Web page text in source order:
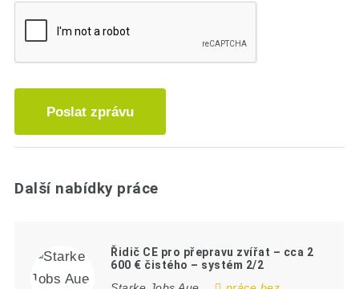
Poslat zprávu
Další nabídky práce
Řidič CE pro přepravu zvířat – cca 2
600 € čistého – systém 2/2